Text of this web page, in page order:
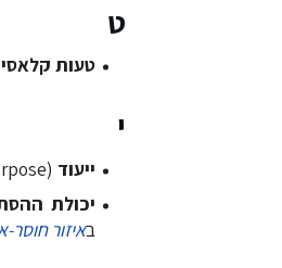
ט
טעות
י
ייעוד (purpose) - המטרה הכוללת של הארגון הנותנת הקשר לסך הפעילויות שלו.
יכולת
באיזור חוסר-